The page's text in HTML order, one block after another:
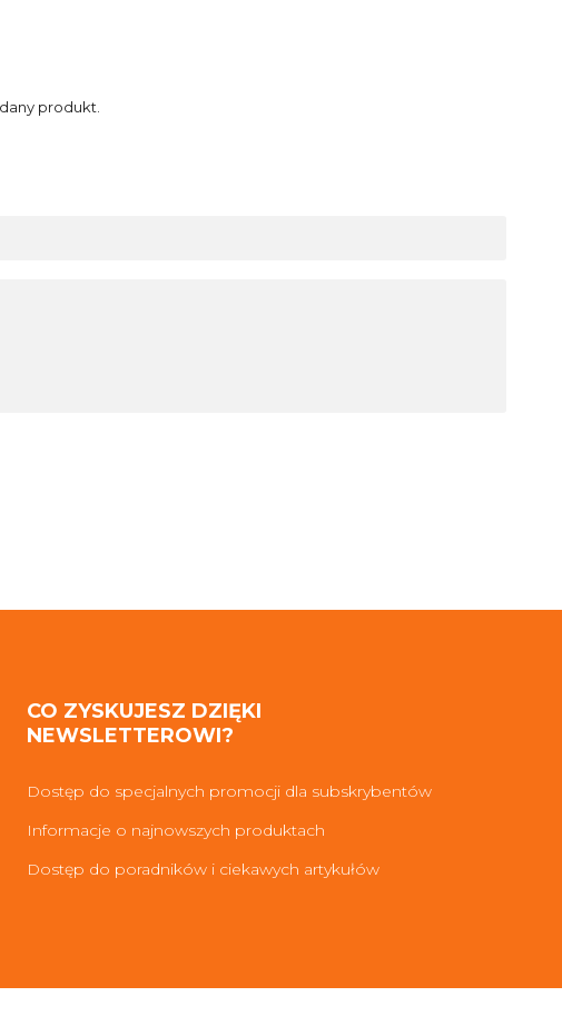
produkt.
CO ZYSKUJESZ DZIĘKI
NEWSLETTEROWI?
Dostęp do specjalnych promocji dla subskrybentów
Informacje o najnowszych produktach
Dostęp do poradników i ciekawych artykułów